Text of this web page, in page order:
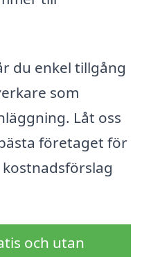
du enkel tillgång
som
Låt oss
företaget för
och utan